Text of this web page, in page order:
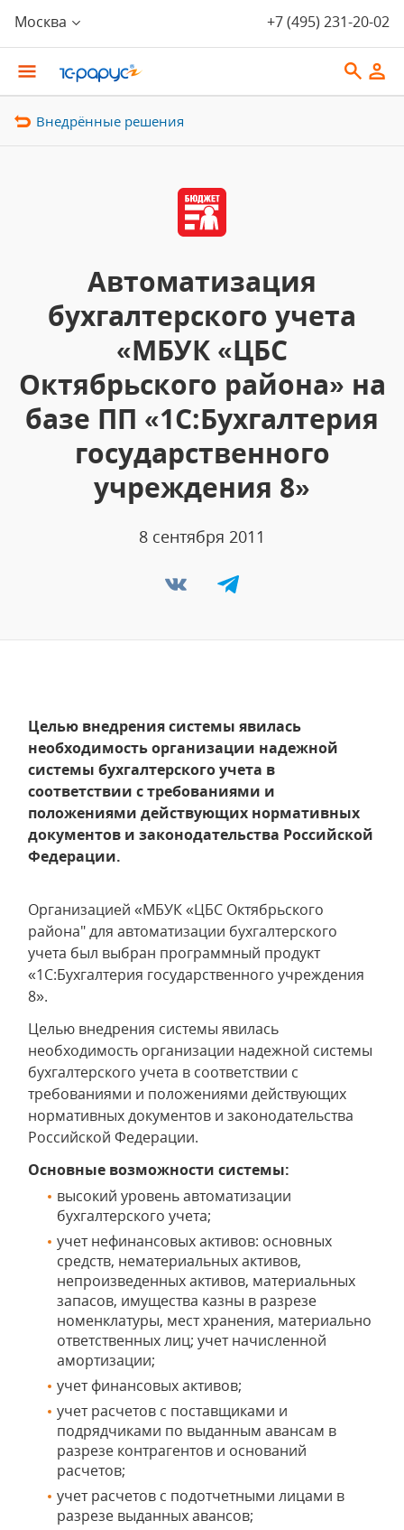
Москва +7 (495) 231-20-02
Внедрённые решения
Автоматизация
бухгалтерского учета
«МБУК «ЦБС
Октябрьского района» на
базе ПП «1С:Бухгалтерия
государственного
учреждения 8»
8 сентября 2011
Целью внедрения системы явилась
необходимость организации надежной
системы бухгалтерского учета в
соответствии с требованиями и
положениями действующих нормативных
документов и законодательства Российской
Федерации.
Организацией «МБУК «ЦБС Октябрьского
района" для автоматизации бухгалтерского
учета был выбран программный продукт
«1С:Бухгалтерия государственного учреждения
8».
Целью внедрения системы явилась
необходимость организации надежной системы
бухгалтерского учета в соответствии с
требованиями и положениями действующих
нормативных документов и законодательства
Российской Федерации.
Основные возможности системы:
высокий уровень автоматизации
бухгалтерского учета;
учет нефинансовых активов: основных
средств, нематериальных активов,
непроизведенных активов, материальных
запасов, имущества казны в разрезе
номенклатуры, мест хранения, материально
ответственных лиц; учет начисленной
амортизации;
учет финансовых активов;
учет расчетов с поставщиками и
подрядчиками по выданным авансам в
разрезе контрагентов и оснований
расчетов;
учет расчетов с подотчетными лицами в
разрезе выданных авансов;